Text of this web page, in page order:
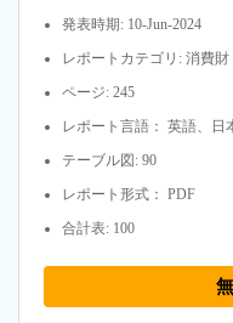
発表時期: 10-Jun-2024
レポートカテゴリ: 消費財
ページ: 245
レポート言語： 英語、日
テーブル図: 90
レポート形式： PDF
合計表: 100